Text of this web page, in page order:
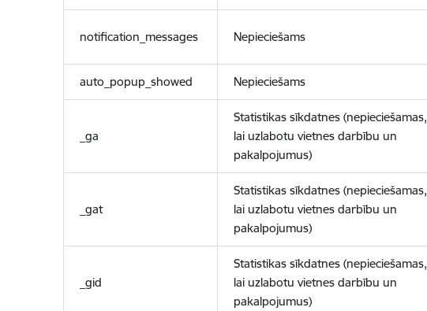
notification_messages Nepieciešams
auto_popup_showed Nepieciešams
_ga
Statistikas sīkdatnes (nepieciešamas,
lai uzlabotu vietnes darbību un
pakalpojumus)
_gat
Statistikas sīkdatnes (nepieciešamas,
lai uzlabotu vietnes darbību un
pakalpojumus)
_gid
Statistikas sīkdatnes (nepieciešamas,
lai uzlabotu vietnes darbību un
pakalpojumus)